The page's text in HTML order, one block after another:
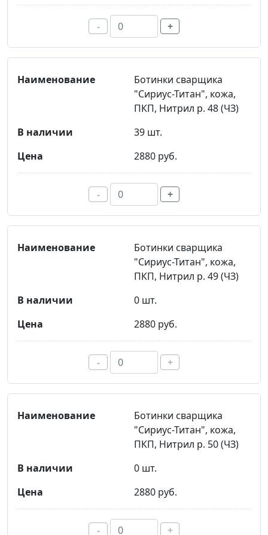
- +
Ботинки сварщика
"Сириус-Титан", кожа,
ПКП, Нитрил р. 48 (ЧЗ)
39 шт.
2880 руб.
- +
Ботинки сварщика
"Сириус-Титан", кожа,
ПКП, Нитрил р. 49 (ЧЗ)
0 шт.
2880 руб.
- +
Ботинки сварщика
"Сириус-Титан", кожа,
ПКП, Нитрил р. 50 (ЧЗ)
0 шт.
2880 руб.
- +